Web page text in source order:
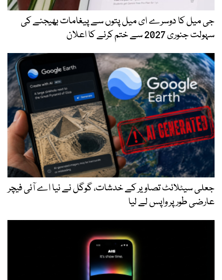
جی میل کا دوسرے ای میل پتوں سے پیغامات بھیجنے کی
سہولت جنوری 2027 سے ختم کرنے کا اعلان
جعلی سیٹلائٹ تصاویر کے خدشات، گوگل نے نیا اے آئی فیچر
عارضی طور پر واپس لے لیا